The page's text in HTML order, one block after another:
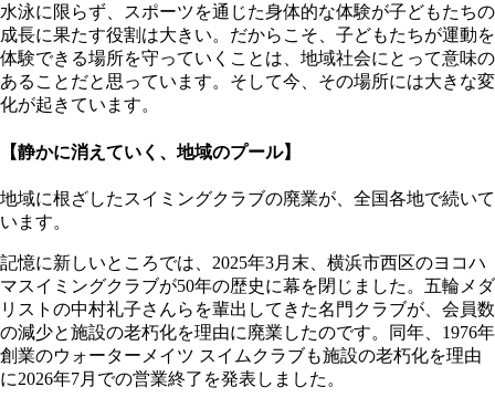
水泳に限らず、スポーツを通じた身体的な体験が子どもたちの
成長に果たす役割は大きい。だからこそ、子どもたちが運動を
体験できる場所を守っていくことは、地域社会にとって意味の
あることだと思っています。そして今、その場所には大きな変
化が起きています。
【静かに消えていく、地域のプール】
地域に根ざしたスイミングクラブの廃業が、全国各地で続いて
います。
記憶に新しいところでは、2025年3月末、横浜市西区のヨコハ
マスイミングクラブが50年の歴史に幕を閉じました。五輪メダ
リストの中村礼子さんらを輩出してきた名門クラブが、会員数
の減少と施設の老朽化を理由に廃業したのです。同年、1976年
創業のウォーターメイツ スイムクラブも施設の老朽化を理由
に2026年7月での営業終了を発表しました。